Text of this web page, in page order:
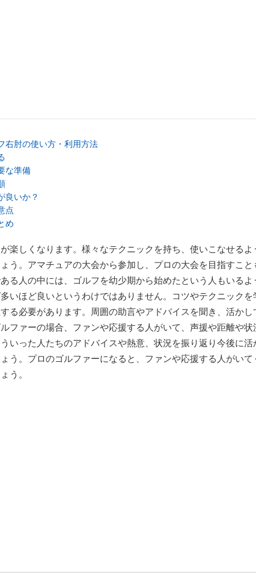
右肘の使い方・利用方法
な準備
良いか？
点
め
楽しくなります。様々なテクニックを持ち、使いこなせるよ
う。アマチュアの大会から参加し、プロの大会を目指すこと
る人の中には、ゴルフを幼少期から始めたという人もいるよ
いほど良いというわけではありません。コツやテクニックを
る必要があります。周囲の助言やアドバイスを聞き、活かし
ファーの場合、ファンや応援する人がいて、声援や距離や状
いった人たちのアドバイスや熱意、状況を振り返り今後に活
う。プロのゴルファーになると、ファンや応援する人がいて
う。